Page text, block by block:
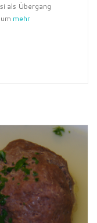
als Übergang
mehr